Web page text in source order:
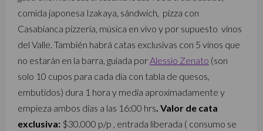
comida japonesa Izakaya, sándwich, pizza con
Casabianca pizzería, música en vivo y por supuesto vinos
del Valle. También habrá catas exclusivas con 5 vinos que
no estarán en la barra, guiada por Alessio Zenato (son
solo 10 cupos para cada día con tabla de quesos,
embutidos) dura 1 hora y media aproximadamente y
empieza ambos días a las 16:00 hrs . Valor de cata
exclusiva: $30.000 p/p , entrada liberada ( consumo se